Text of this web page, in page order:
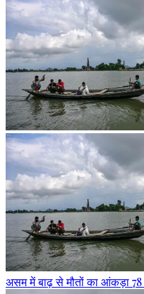
असम में बाढ़ से मौतों का आंकड़ा